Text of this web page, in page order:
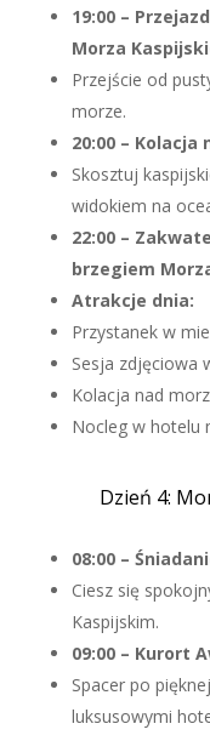
19:00 –
Morza
Przejście od
morze.
20:00 – Kolacja
Skosztuj
widokiem na
22:00 –
brzegiem
Atrakcje dnia:
Przystanek w
Sesja zdjęciowa
Kolacja nad
Nocleg w hotelu
Dzień 4:
08:00 –
Ciesz się
Kaspijskim.
09:00 – Kurort
Spacer po
luksusowymi